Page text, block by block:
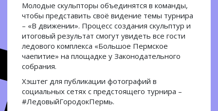
Молодые скульпторы объединятся в команды,
чтобы представить своё видение темы турнира
– «В движении». Процесс создания скульптур и
итоговый результат смогут увидеть все гости
ледового комплекса «Большое Пермское
чаепитие» на площадке у Законодательного
собрания.
Хэштег для публикации фотографий в
социальных сетях с предстоящего турнира –
#ЛедовыйГородокПермь.